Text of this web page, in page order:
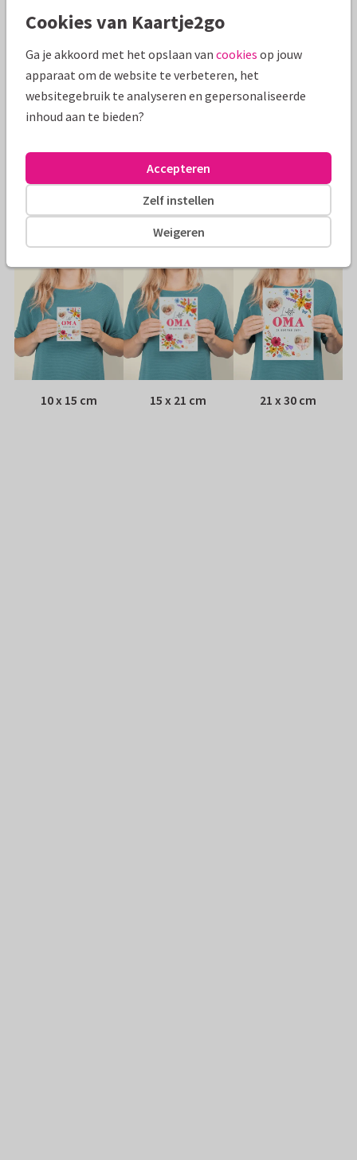
Moederdag kaarten Paperhugs - by Lidy Bomma
Specificaties bij deze kaart
Envelop: Witte vensterenvelop
Adres: Achterop de kaart
Formaten
10 x 15 cm 15 x 21 cm 21 x 30 cm
Cookies van Kaartje2go
Ga je akkoord met het opslaan van cookies op jouw
apparaat om de website te verbeteren, het
websitegebruik te analyseren en gepersonaliseerde
inhoud aan te bieden?
Weigeren
Zelf instellen
Accepteren